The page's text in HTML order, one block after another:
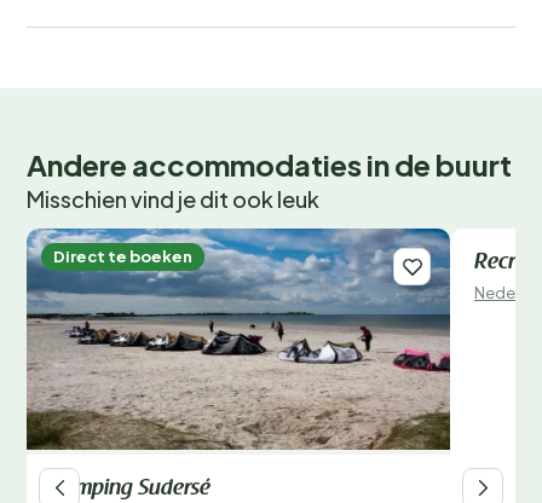
Andere accommodaties in de buurt
Misschien vind je dit ook leuk
Direct te boeken
Camping Sudersé
Direct